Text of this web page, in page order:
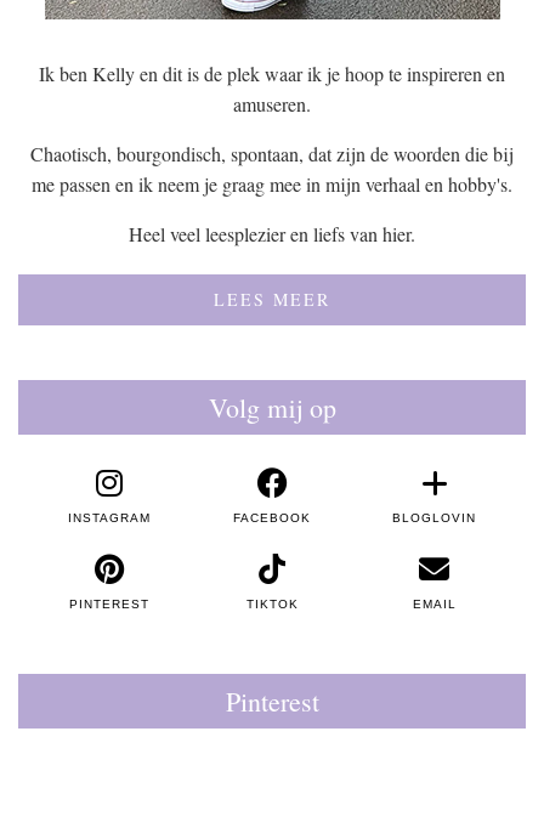
Ik ben Kelly en dit is de plek waar ik je hoop te inspireren en
amuseren.
Chaotisch, bourgondisch, spontaan, dat zijn de woorden die bij
me passen en ik neem je graag mee in mijn verhaal en hobby's.
Heel veel leesplezier en liefs van hier.
LEES MEER
Volg mij op
INSTAGRAM FACEBOOK BLOGLOVIN
PINTEREST TIKTOK EMAIL
Pinterest